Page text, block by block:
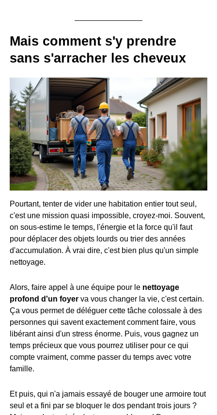
Mais comment s'y prendre
sans s'arracher les cheveux
Pourtant, tenter de vider une habitation entier tout seul,
c'est une mission quasi impossible, croyez-moi. Souvent,
on sous-estime le temps, l'énergie et la force qu'il faut
pour déplacer des objets lourds ou trier des années
d'accumulation. À vrai dire, c'est bien plus qu'un simple
nettoyage.
Alors, faire appel à une équipe pour le nettoyage
profond d'un foyer va vous changer la vie, c'est certain.
Ça vous permet de déléguer cette tâche colossale à des
personnes qui savent exactement comment faire, vous
libérant ainsi d'un stress énorme. Puis, vous gagnez un
temps précieux que vous pourrez utiliser pour ce qui
compte vraiment, comme passer du temps avec votre
famille.
Et puis, qui n'a jamais essayé de bouger une armoire tout
seul et a fini par se bloquer le dos pendant trois jours ?